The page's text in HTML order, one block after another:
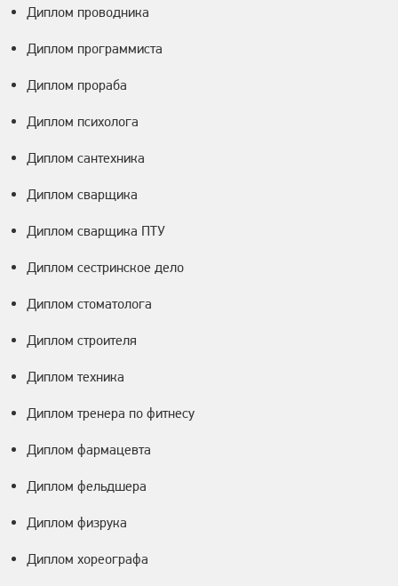
Диплом проводника
Диплом программиста
Диплом прораба
Диплом психолога
Диплом сантехника
Диплом сварщика
Диплом сварщика ПТУ
Диплом сестринское дело
Диплом стоматолога
Диплом строителя
Диплом техника
Диплом тренера по фитнесу
Диплом фармацевта
Диплом фельдшера
Диплом физрука
Диплом хореографа